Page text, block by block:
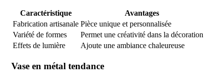
Caractéristique
Avantages
Fabrication artisanale Pièce unique et personnalisée
Variété de formes
Permet une créativité dans la décoration
Effets de lumière
Ajoute une ambiance chaleureuse
Vase en métal tendance